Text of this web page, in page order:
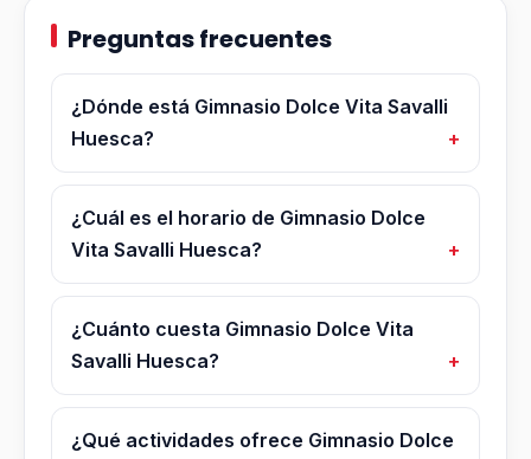
Preguntas frecuentes
¿Dónde está Gimnasio Dolce Vita Savalli
Huesca?
¿Cuál es el horario de Gimnasio Dolce
Vita Savalli Huesca?
¿Cuánto cuesta Gimnasio Dolce Vita
Savalli Huesca?
¿Qué actividades ofrece Gimnasio Dolce